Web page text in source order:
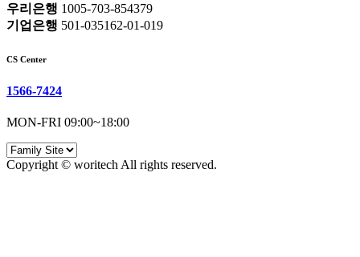
우리은행 1005-703-854379
기업은행 501-035162-01-019
CS Center
1566-7424
MON-FRI 09:00~18:00
Copyright © woritech All rights reserved.